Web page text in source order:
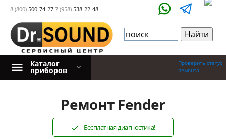
8 (800) 500-74-27 7 (958) 538-22-48
Проверить статус
ремонта
Каталог
приборов
Ремонт Fender
Бесплатная диагностика!